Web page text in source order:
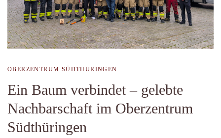
OBERZENTRUM SÜDTHÜRINGEN
Ein Baum verbindet – gelebte
Nachbarschaft im Oberzentrum
Südthüringen